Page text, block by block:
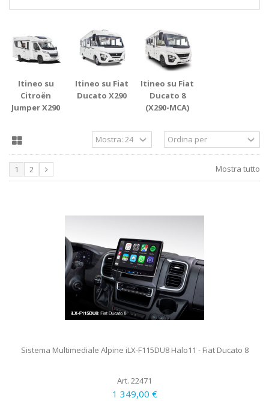
Itineo su
Citroën
Jumper X290
Itineo su Fiat
Ducato X290
Itineo su Fiat
Ducato 8
(X290-MCA)
Mostra tutto
1 2
Sistema Multimediale Alpine iLX-F115DU8 Halo11 - Fiat Ducato 8
Art. 22471
1 349,00 €